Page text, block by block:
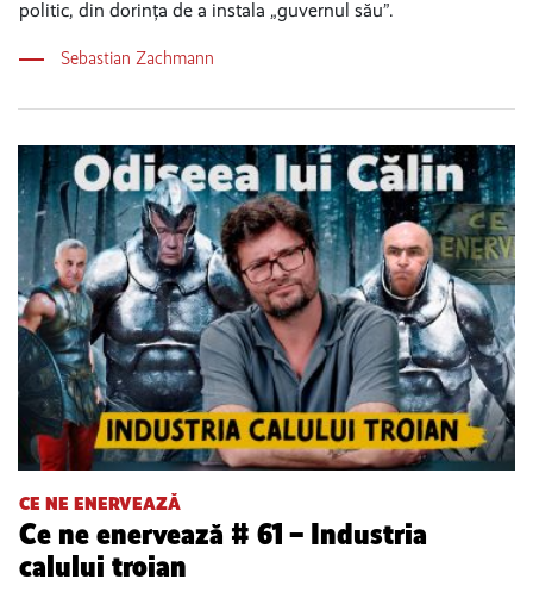
politic, din dorința de a instala „guvernul său”.
Sebastian Zachmann
CE NE ENERVEAZĂ
Ce ne enervează # 61 – Industria
calului troian